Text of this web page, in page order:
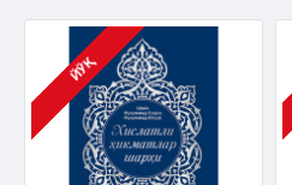
ЙЎҚ